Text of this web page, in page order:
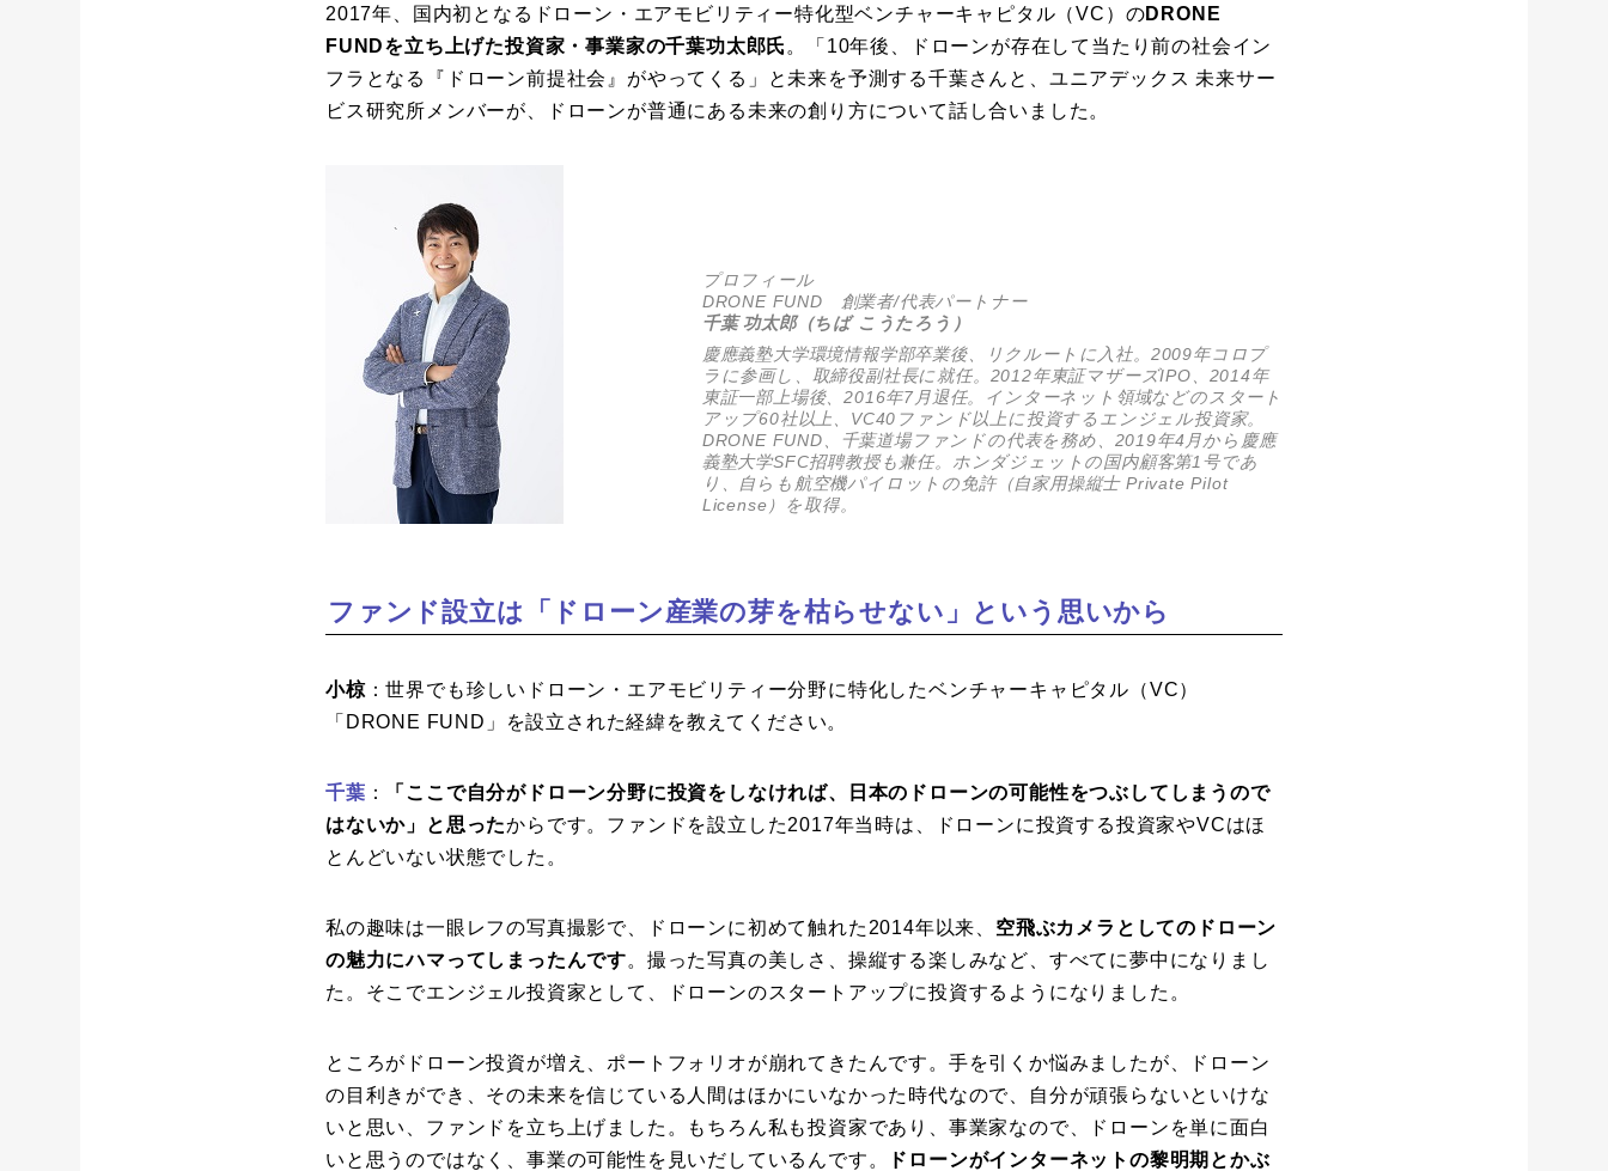
お問い合わせ
2017年、国内初となるドローン・エアモビリティー特化型ベンチャーキャピタル（VC）のDRONE
FUNDを立ち上げた投資家・事業家の千葉功太郎氏 。「10年後、ドローンが存在して当たり前の社会イン
フラとなる『ドローン前提社会』がやってくる」と未来を予測する千葉さんと、ユニアデックス 未来サー
ビス研究所メンバーが、ドローンが普通にある未来の創り方について話し合いました。
プロフィール
DRONE FUND 創業者/代表パートナー
千葉 功太郎（ちば こうたろう）
慶應義塾大学環境情報学部卒業後、リクルートに入社。2009年コロプ
ラに参画し、取締役副社長に就任。2012年東証マザーズIPO、2014年
東証一部上場後、2016年7月退任。インターネット領域などのスタート
アップ60社以上、VC40ファンド以上に投資するエンジェル投資家。
DRONE FUND、千葉道場ファンドの代表を務め、2019年4月から慶應
義塾大学SFC招聘教授も兼任。ホンダジェットの国内顧客第1号であ
り、自らも航空機パイロットの免許（自家用操縦士 Private Pilot
License）を取得。
ファンド設立は「ドローン産業の芽を枯らせない」という思いから
小椋：世界でも珍しいドローン・エアモビリティー分野に特化したベンチャーキャピタル（VC）
「DRONE FUND」を設立された経緯を教えてください。
千葉 ：
「ここで自分がドローン分野に投資をしなければ、日本のドローンの可能性をつぶしてしまうので
はないか」と思ったからです。ファンドを設立した2017年当時は、ドローンに投資する投資家やVCはほ
とんどいない状態でした。
私の趣味は一眼レフの写真撮影で、ドローンに初めて触れた2014年以来、 空飛ぶカメラとしてのドローン
の魅力にハマってしまったんです。撮った写真の美しさ、操縦する楽しみなど、すべてに夢中になりまし
た。そこでエンジェル投資家として、ドローンのスタートアップに投資するようになりました。
ところがドローン投資が増え、ポートフォリオが崩れてきたんです。手を引くか悩みましたが、ドローン
の目利きができ、その未来を信じている人間はほかにいなかった時代なので、自分が頑張らないといけな
いと思い、ファンドを立ち上げました。もちろん私も投資家であり、事業家なので、ドローンを単に面白
いと思うのではなく、事業の可能性を見いだしているんです。
ドローンがインターネットの黎明期とかぶ